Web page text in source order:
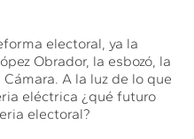
electoral, ya la
Obrador, la esbozó, la
A la luz de lo que
eléctrica ¿qué futuro
electoral?